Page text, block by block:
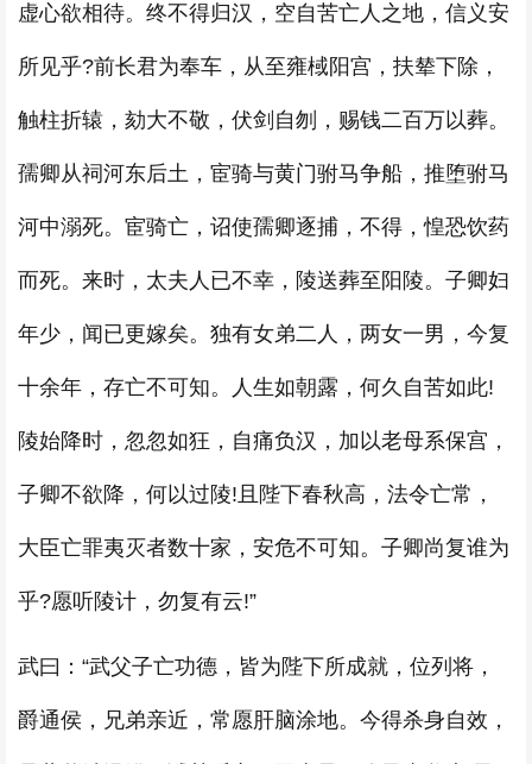
虚心欲相待。终不得归汉，空自苦亡人之地，信义安
所见乎?前长君为奉车，从至雍棫阳宫，扶辇下除，
触柱折辕，劾大不敬，伏剑自刎，赐钱二百万以葬。
孺卿从祠河东后土，宦骑与黄门驸马争船，推堕驸马
河中溺死。宦骑亡，诏使孺卿逐捕，不得，惶恐饮药
而死。来时，太夫人已不幸，陵送葬至阳陵。子卿妇
年少，闻已更嫁矣。独有女弟二人，两女一男，今复
十余年，存亡不可知。人生如朝露，何久自苦如此!
陵始降时，忽忽如狂，自痛负汉，加以老母系保宫，
子卿不欲降，何以过陵!且陛下春秋高，法令亡常，
大臣亡罪夷灭者数十家，安危不可知。子卿尚复谁为
乎?愿听陵计，勿复有云!”
武曰：“武父子亡功德，皆为陛下所成就，位列将，
爵通侯，兄弟亲近，常愿肝脑涂地。今得杀身自效，